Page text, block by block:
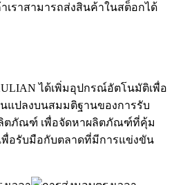
เราสามารถส่งสินค้าในสต็อกได้
ได้เพิ่มอุปกรณ์อัตโนมัติเพื่อ
แปลงบนสมมติฐานของการรับ
ตภัณฑ์ เพื่อจัดหาผลิตภัณฑ์ที่คุ้ม
อรับมือกับตลาดที่มีการแข่งขัน